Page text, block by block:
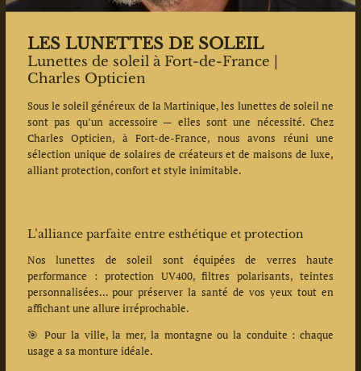
LES LUNETTES DE SOLEIL
Lunettes de soleil à Fort-de-France |
Charles Opticien
Sous le soleil généreux de la Martinique, les lunettes de soleil ne
sont pas qu’un accessoire — elles sont une nécessité. Chez
Charles Opticien, à Fort-de-France, nous avons réuni une
sélection unique de solaires de créateurs et de maisons de luxe,
alliant protection, confort et style inimitable.
L’alliance parfaite entre esthétique et protection
Nos lunettes de soleil sont équipées de verres haute
performance : protection UV400, filtres polarisants, teintes
personnalisées… pour préserver la santé de vos yeux tout en
affichant une allure irréprochable.
🎯 Pour la ville, la mer, la montagne ou la conduite : chaque
usage a sa monture idéale.